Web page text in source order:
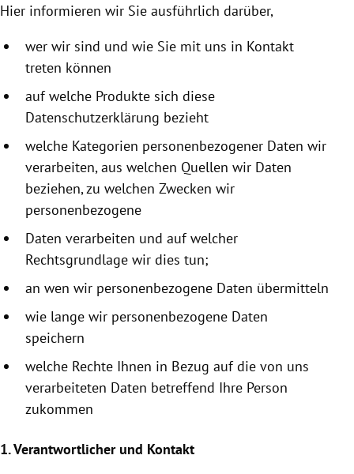
Untermenü
Untermenü
Untermenü
Hier informieren wir Sie ausführlich darüber,
wer wir sind und wie Sie mit uns in Kontakt
treten können
auf welche Produkte sich diese
Datenschutzerklärung bezieht
welche Kategorien personenbezogener Daten wir
verarbeiten, aus welchen Quellen wir Daten
beziehen, zu welchen Zwecken wir
personenbezogene
Daten verarbeiten und auf welcher
Rechtsgrundlage wir dies tun;
an wen wir personenbezogene Daten übermitteln
wie lange wir personenbezogene Daten
speichern
welche Rechte Ihnen in Bezug auf die von uns
verarbeiteten Daten betreffend Ihre Person
zukommen
1. Verantwortlicher und Kontakt